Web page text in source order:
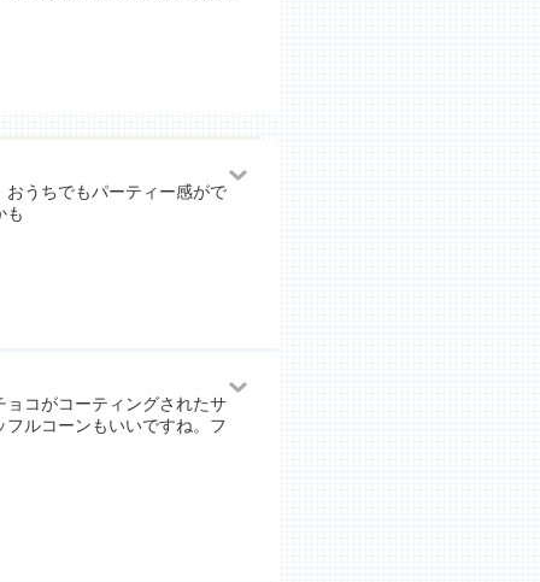
うちでもパーティー感がで
も
コがコーティングされたサ
ルコーンもいいですね。フ